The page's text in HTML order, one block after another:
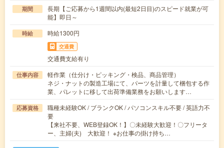
期間
長期【ご応募から1週間以内(最短2日目)のスピード就業が可
能】即日～
時給 時給1300円
交通費
交通費支給有り
仕事内容
軽作業（仕分け・ピッキング・検品、商品管理）
ネジ・ナットの製造工場にて、パーツを計量して梱包する作
業、パレットに移して出荷準備業務をお願いします…
応募資格
職種未経験OK / ブランクOK / パソコンスキル不要 / 英語力不
要
【来社不要、WEB登録OK！】〇未経験大歓迎！〇フリータ
ー、主婦(夫) 大歓迎！ ※お仕事の掛け持ち…